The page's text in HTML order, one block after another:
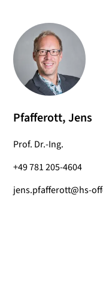
Pfafferott, Jens
Prof. Dr.-Ing.
+49 781 205-4604
jens.pfafferott@hs-